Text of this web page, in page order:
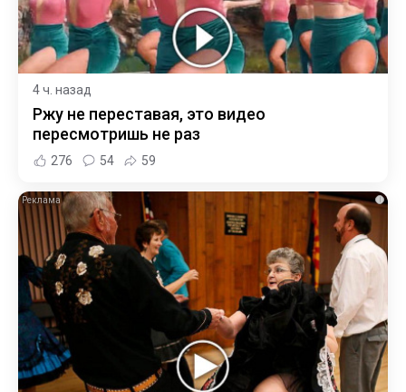
4 ч. назад
Ржу не переставая, это видео
пересмотришь не раз
276 54 59
i